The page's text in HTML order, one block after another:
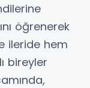
öğrenerek
ileride hem
bireyler